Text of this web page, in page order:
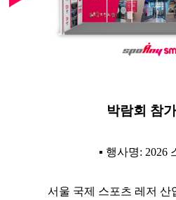
박람회 참
▪ 행사명: 2026
서울 국제 스포츠 레저 산